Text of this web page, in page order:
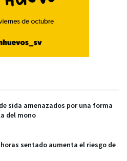
sida amenazados por una forma
del mono
sentado aumenta el riesgo de